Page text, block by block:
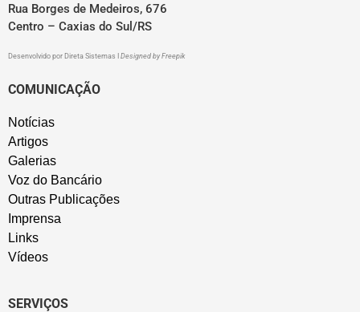
Rua Borges de Medeiros, 676
Centro – Caxias do Sul/RS
Desenvolvido por Direta Sistemas Designed by Freepik
COMUNICAÇÃO
Notícias
Artigos
Galerias
Voz do Bancário
Outras Publicações
Imprensa
Links
Vídeos
SERVIÇOS